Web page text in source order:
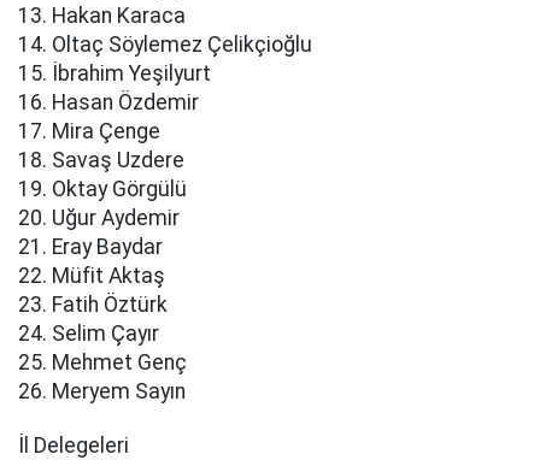
13. Hakan Karaca
14. Oltaç Söylemez Çelikçioğlu
15. İbrahim Yeşilyurt
16. Hasan Özdemir
17. Mira Çenge
18. Savaş Uzdere
19. Oktay Görgülü
20. Uğur Aydemir
21. Eray Baydar
22. Müfit Aktaş
23. Fatih Öztürk
24. Selim Çayır
25. Mehmet Genç
26. Meryem Sayın
İl Delegeleri